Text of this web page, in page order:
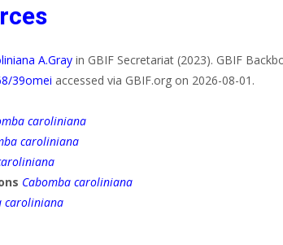
A.Gray in GBIF Secretariat (2023). GBIF
39omei accessed via GBIF.org on 2026-08-01.
caroliniana
caroliniana
Cabomba caroliniana
caroliniana